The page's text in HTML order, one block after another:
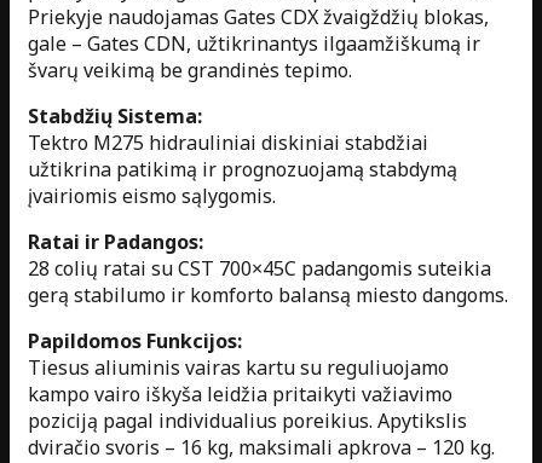
Priekyje naudojamas Gates CDX žvaigždžių blokas,
gale – Gates CDN, užtikrinantys ilgaamžiškumą ir
švarų veikimą be grandinės tepimo.
Stabdžių Sistema:
Tektro M275 hidrauliniai diskiniai stabdžiai
užtikrina patikimą ir prognozuojamą stabdymą
įvairiomis eismo sąlygomis.
Ratai ir Padangos:
28 colių ratai su CST 700×45C padangomis suteikia
gerą stabilumo ir komforto balansą miesto dangoms.
Papildomos Funkcijos:
Tiesus aliuminis vairas kartu su reguliuojamo
kampo vairo iškyša leidžia pritaikyti važiavimo
poziciją pagal individualius poreikius. Apytikslis
dviračio svoris – 16 kg, maksimali apkrova – 120 kg.